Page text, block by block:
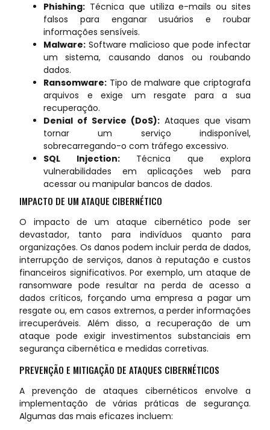
Phishing: Técnica que utiliza e-mails ou sites
falsos para enganar usuários e roubar
informações sensíveis.
Malware: Software malicioso que pode infectar
um sistema, causando danos ou roubando
dados.
Ransomware: Tipo de malware que criptografa
arquivos e exige um resgate para a sua
recuperação.
Denial of Service (DoS): Ataques que visam
tornar um serviço indisponível,
sobrecarregando-o com tráfego excessivo.
SQL Injection:Técnica que explora
vulnerabilidades em aplicações web para
acessar ou manipular bancos de dados.
IMPACTO DE UM ATAQUE CIBERNÉTICO
O impacto de um ataque cibernético pode ser
devastador, tanto para indivíduos quanto para
organizações. Os danos podem incluir perda de dados,
interrupção de serviços, danos à reputação e custos
financeiros significativos. Por exemplo, um ataque de
ransomware pode resultar na perda de acesso a
dados críticos, forçando uma empresa a pagar um
resgate ou, em casos extremos, a perder informações
irrecuperáveis. Além disso, a recuperação de um
ataque pode exigir investimentos substanciais em
segurança cibernética e medidas corretivas.
PREVENÇÃO E MITIGAÇÃO DE ATAQUES CIBERNÉTICOS
A prevenção de ataques cibernéticos envolve a
implementação de várias práticas de segurança.
Algumas das mais eficazes incluem: